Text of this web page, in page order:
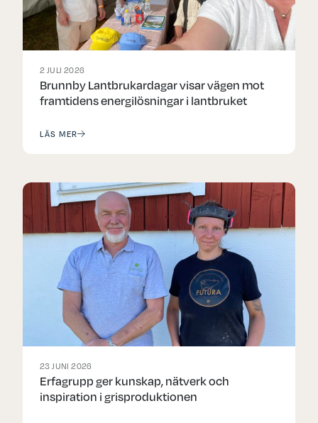
2 JULI 2026
Brunnby Lantbrukardagar visar vägen mot
framtidens energilösningar i lantbruket
LÄS MER
23 JUNI 2026
Erfagrupp ger kunskap, nätverk och
inspiration i grisproduktionen